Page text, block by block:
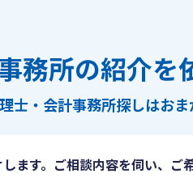
務所の紹介を
士・会計事務所探しはおま
ます。ご相談内容を伺い、ご